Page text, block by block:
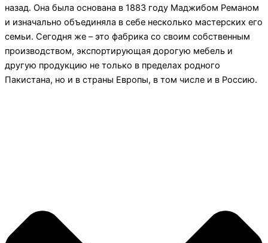
назад. Она была основана в 1883 году Маджибом Реманом
и изначально объединяла в себе несколько мастерских его
семьи. Сегодня же – это фабрика со своим собственным
производством, экспортирующая дорогую мебель и
другую продукцию не только в пределах родного
Пакистана, но и в страны Европы, в том числе и в Россию.